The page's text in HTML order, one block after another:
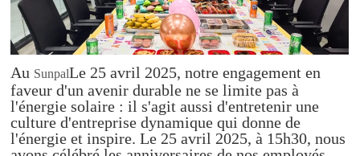
Au SunpalLe 25 avril 2025, notre engagement en
faveur d'un avenir durable ne se limite pas à
l'énergie solaire : il s'agit aussi d'entretenir une
culture d'entreprise dynamique qui donne de
l'énergie et inspire. Le 25 avril 2025, à 15h30, nous